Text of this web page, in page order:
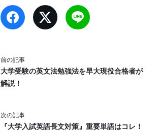
前の記事
大学受験の英文法勉強法を早大現役合格者が
解説！
次の記事
『大学入試英語長文対策』重要単語はコレ！